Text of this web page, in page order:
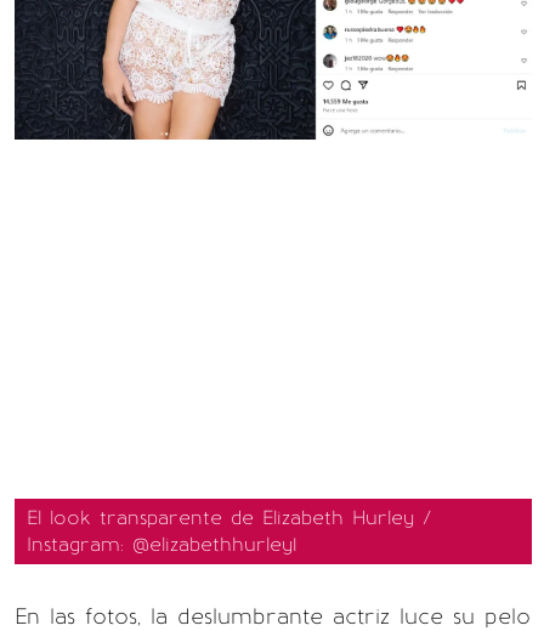
El look transparente de Elizabeth Hurley /
Instagram: @elizabethhurley1
En las fotos, la deslumbrante actriz luce su pelo